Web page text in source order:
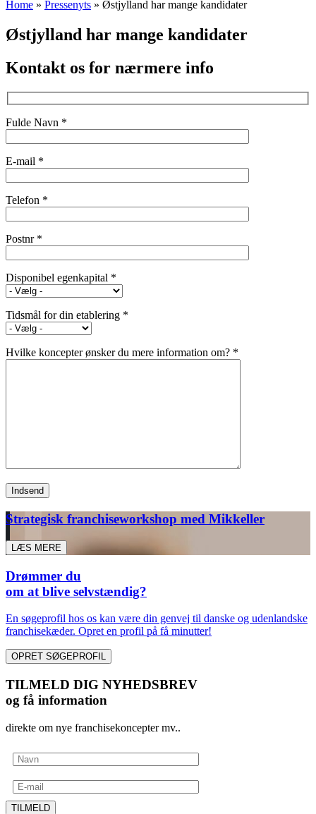
Home » Pressenyts » Østjylland har mange kandidater
Østjylland har mange kandidater
Kontakt os for nærmere info
Fulde Navn *
E-mail *
Telefon *
Postnr *
Disponibel egenkapital *
Tidsmål for din etablering *
Hvilke koncepter ønsker du mere information om? *
Strategisk franchiseworkshop med Mikkeller
LÆS MERE
Drømmer du
om at blive selvstændig?
En søgeprofil hos os kan være din genvej til danske og udenlandske
franchisekæder. Opret en profil på få minutter!
OPRET SØGEPROFIL
TILMELD DIG NYHEDSBREV
og få information
direkte om nye franchisekoncepter mv..
TILMELD